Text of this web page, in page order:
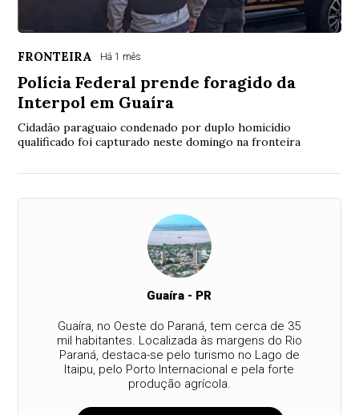
FRONTEIRA Há 1 mês
Polícia Federal prende foragido da
Interpol em Guaíra
Cidadão paraguaio condenado por duplo homicídio
qualificado foi capturado neste domingo na fronteira
Guaíra - PR
Guaíra, no Oeste do Paraná, tem cerca de 35
mil habitantes. Localizada às margens do Rio
Paraná, destaca-se pelo turismo no Lago de
Itaipu, pelo Porto Internacional e pela forte
produção agrícola.